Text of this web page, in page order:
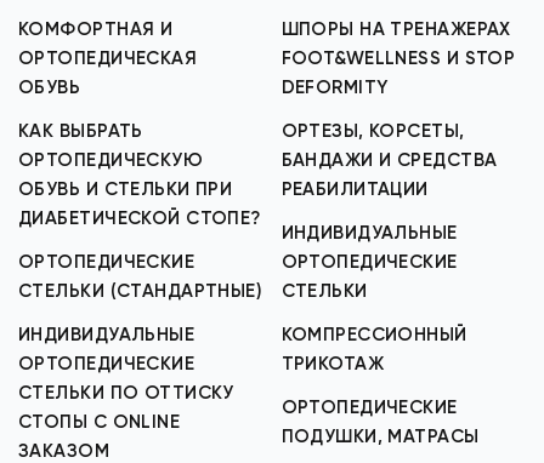
КОМФОРТНАЯ И
ОРТОПЕДИЧЕСКАЯ
ОБУВЬ
КАК ВЫБРАТЬ
ОРТОПЕДИЧЕСКУЮ
ОБУВЬ И СТЕЛЬКИ ПРИ
ДИАБЕТИЧЕСКОЙ СТОПЕ?
ОРТОПЕДИЧЕСКИЕ
СТЕЛЬКИ (СТАНДАРТНЫЕ)
ИНДИВИДУАЛЬНЫЕ
ОРТОПЕДИЧЕСКИЕ
СТЕЛЬКИ ПО ОТТИСКУ
СТОПЫ С ONLINE
ЗАКАЗОМ
ШПОРЫ НА ТРЕНАЖЕРАХ
FOOT&WELLNESS И STOP
DEFORMITY
ОРТЕЗЫ, КОРСЕТЫ,
БАНДАЖИ И СРЕДСТВА
РЕАБИЛИТАЦИИ
ИНДИВИДУАЛЬНЫЕ
ОРТОПЕДИЧЕСКИЕ
СТЕЛЬКИ
КОМПРЕССИОННЫЙ
ТРИКОТАЖ
ОРТОПЕДИЧЕСКИЕ
ПОДУШКИ, МАТРАСЫ